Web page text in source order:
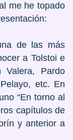
me he topado
de las más
a Tolstoi e
Pardo
etc. En
“En torno al
capítulos de
y anterior a